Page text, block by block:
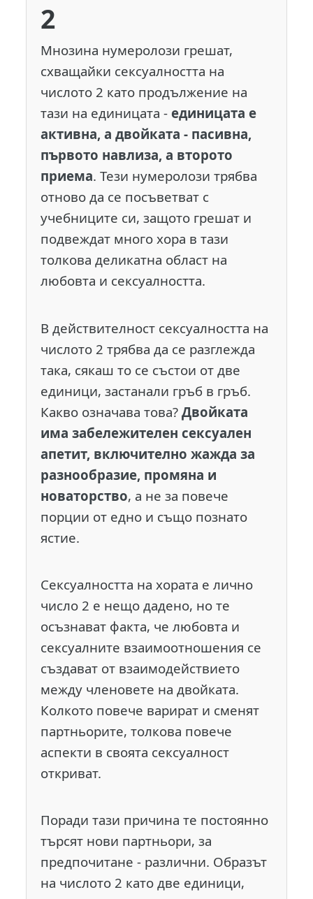
2
Мнозина нумеролози грешат,
схващайки сексуалността на
числото 2 като продължение на
тази на единицата -единицата е
активна, а двойката - пасивна,
първото навлиза, а второто
приема. Тези нумеролози трябва
отново да се посъветват с
учебниците си, защото грешат и
подвеждат много хора в тази
толкова деликатна област на
любовта и сексуалността.
В действителност сексуалността на
числото 2 трябва да се разглежда
така, сякаш то се състои от две
единици, застанали гръб в гръб.
Какво означава това?Двойката
има забележителен сексуален
апетит, включително жажда за
разнообразие, промяна и
новаторство, а не за повече
порции от едно и също познато
ястие.
Сексуалността на хората е лично
число 2 е нещо дадено, но те
осъзнават факта, че любовта и
сексуалните взаимоотношения се
създават от взаимодействието
между членовете на двойката.
Колкото повече варират и сменят
партньорите, толкова повече
аспекти в своята сексуалност
откриват.
Поради тази причина те постоянно
търсят нови партньори, за
предпочитане - различни. Образът
на числото 2 като две единици,